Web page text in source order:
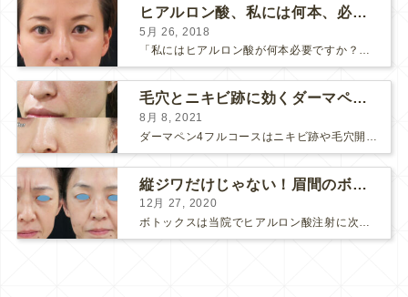
ヒアルロン酸、私には何本、必要ですか？
5月 26, 2018
「私にはヒアルロン酸が何本必要ですか？」 診察の時によく聞かれますが、なかなか難しい質問です。 どこまでこだわってキレイにしたいかによって 使うヒアルロン酸の量が変わるからです。 前回もご紹介させ...
毛穴とニキビ跡に効くダーマペン４フルコース
8月 8, 2021
縦ジワだけじゃない！眉間のボトックス注射
12月 27, 2020
ボトックスは当院でヒアルロン酸注射に次いで人気のある治療です。 私自身、美容治療が制限されていた妊娠・授乳中に一番やりたかったのはボトックスで、 「ボトックスが世の中から無くなったら困る！」と...